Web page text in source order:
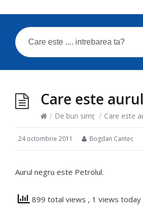
Care este
/ De bun simţ / Care este
24 octombrie 2011 Bogdan Cantec
Aurul negru este Petrolul.
899 total views , 1 views today